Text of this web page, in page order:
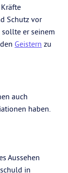
Schutz vor
er seinem
Geistern zu
auch
haben.
Aussehen
in